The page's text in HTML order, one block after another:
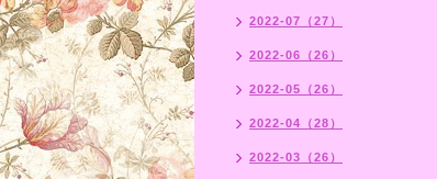
2022-07（27）
2022-06（26）
2022-05（26）
2022-04（28）
2022-03（26）